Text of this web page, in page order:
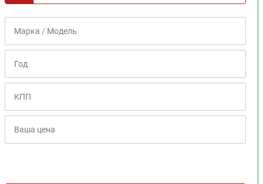
Срок кредита
1 2
Первоначальный взнос
0% 10% 20% 30% 40% 50% 60% 70%
Расчет кредита